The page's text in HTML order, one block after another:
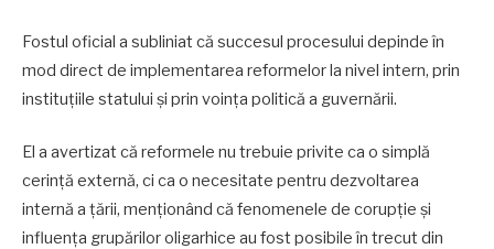
Fostul oficial a subliniat că succesul procesului depinde în
mod direct de implementarea reformelor la nivel intern, prin
instituțiile statului și prin voința politică a guvernării.
El a avertizat că reformele nu trebuie privite ca o simplă
cerință externă, ci ca o necesitate pentru dezvoltarea
internă a țării, menționând că fenomenele de corupție și
influența grupărilor oligarhice au fost posibile în trecut din